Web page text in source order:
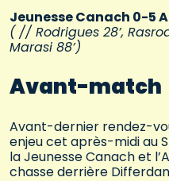
Jeunesse Canach 0-5
( // Rodrigues 28’,
Marasi 88’)
Avant-match
Avant-dernier rendez-
enjeu cet après-midi au
la Jeunesse Canach et
chasse derrière